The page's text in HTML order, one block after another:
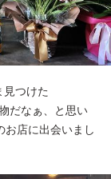
つけた
だなぁ、と思い
お店に出会いまし